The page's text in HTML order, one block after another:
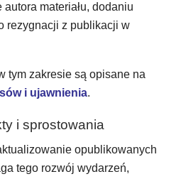
materiału, dodaniu
rezygnacji z publikacji w
tym zakresie są opisane na
i ujawnienia.
i sprostowania
opublikowanych
tego rozwój wydarzeń,